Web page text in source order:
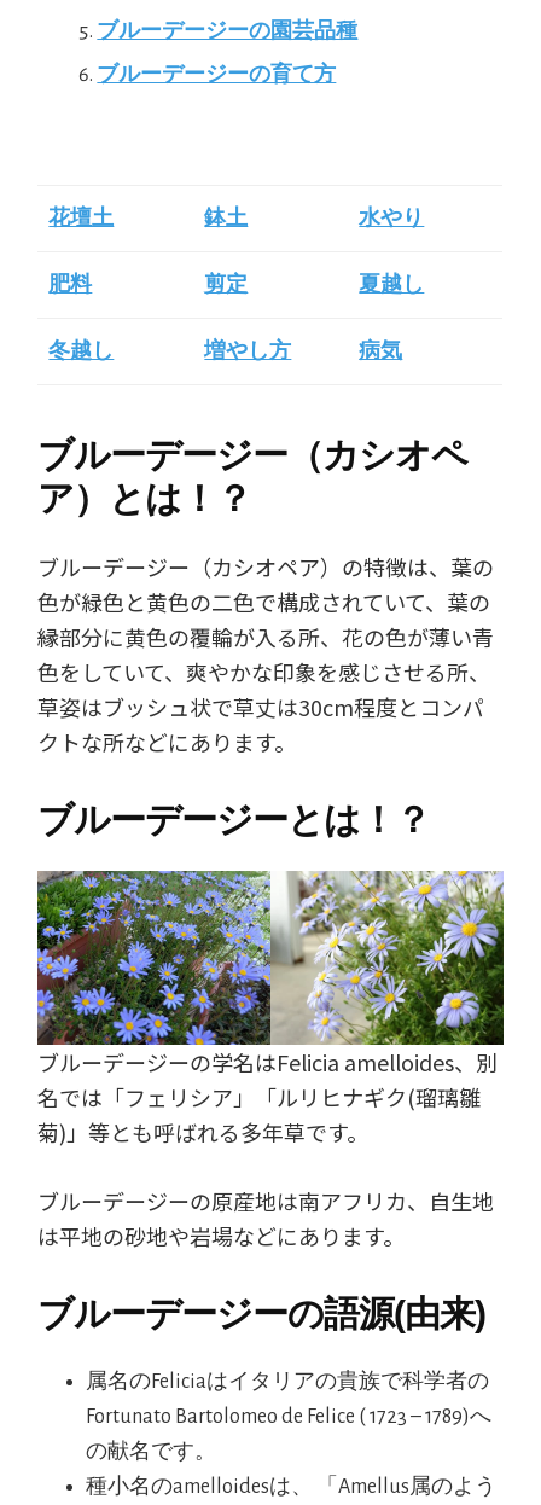
ブルーデージーの園芸品種
ブルーデージーの育て方
花壇土 鉢土 水やり
肥料 剪定 夏越し
冬越し 増やし方 病気
ブルーデージー（カシオペ
ア）とは！？
ブルーデージー（カシオペア）の特徴は、葉の
色が緑色と黄色の二色で構成されていて、葉の
縁部分に黄色の覆輪が入る所、花の色が薄い青
色をしていて、爽やかな印象を感じさせる所、
草姿はブッシュ状で草丈は30cm程度とコンパ
クトな所などにあります。
ブルーデージーとは！？
ブルーデージーの学名はFelicia amelloides、別
名では「フェリシア」「ルリヒナギク(瑠璃雛
菊)」等とも呼ばれる多年草です。
ブルーデージーの原産地は南アフリカ、自生地
は平地の砂地や岩場などにあります。
ブルーデージーの語源(由来)
属名のFeliciaはイタリアの貴族で科学者の
Fortunato Bartolomeo de Felice ( 1723 – 1789)へ
の献名です。
種小名のamelloidesは、 「Amellus属のよう